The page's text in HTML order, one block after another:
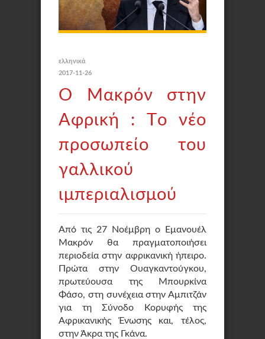
ελληνικά
2017-11-26
Ο Μακρόν στην
Αφρική : Tο νέο
προσωπείο του
γαλλικού
ιμπεριαλισμού
Από τις 27 Νοέμβρη ο Εμανουέλ
Μακρόν θα πραγματοποιήσει
περιοδεία στην αφρικανική ήπειρο.
Πρώτα στην Ουαγκαντούγκου,
πρωτεύουσα της Μπουρκίνα
Φάσο, στη συνέχεια στην Αμπιτζάν
για τη Σύνοδο Κορυφής της
Αφρικανικής Ένωσης και, τέλος,
στην Άκρα της Γκάνα.